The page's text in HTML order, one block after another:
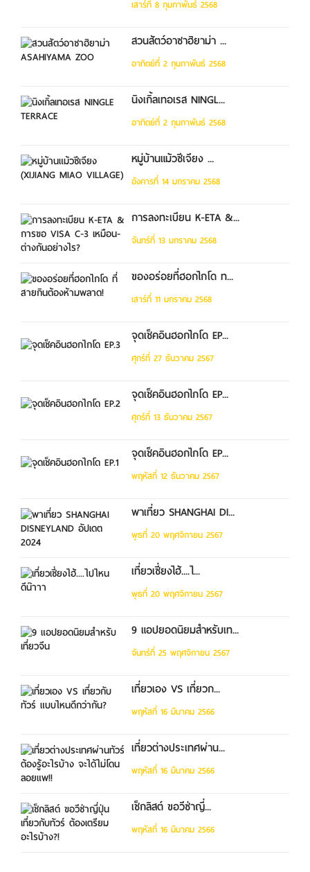
เสาร์ที่ 8 กุมภาพันธ์ 2568
สวนสัตว์อาซาฮิยาม่า ...
อาทิตย์ที่ 2 กุมภาพันธ์ 2568
นิงเกิ้ลเทอเรส NINGL...
อาทิตย์ที่ 2 กุมภาพันธ์ 2568
หมู่บ้านแม้วซีเจียง ...
อังคารที่ 14 มกราคม 2568
การลงทะเบียน K-ETA &...
จันทร์ที่ 13 มกราคม 2568
ของอร่อยที่ฮอกไกโด ท...
เสาร์ที่ 11 มกราคม 2568
จุดเช็คอินฮอกไกโด EP...
ศุกร์ที่ 27 ธันวาคม 2567
จุดเช็คอินฮอกไกโด EP...
ศุกร์ที่ 13 ธันวาคม 2567
จุดเช็คอินฮอกไกโด EP...
พฤหัสที่ 12 ธันวาคม 2567
พาเที่ยว SHANGHAI DI...
พุธที่ 20 พฤศจิกายน 2567
เที่ยวเซี่ยงไฮ้....ไ...
พุธที่ 20 พฤศจิกายน 2567
9 แอปยอดนิยมสำหรับเท...
จันทร์ที่ 25 พฤศจิกายน 2567
เที่ยวเอง VS เที่ยวก...
พฤหัสที่ 16 มีนาคม 2566
เที่ยวต่างประเทศผ่าน...
พฤหัสที่ 16 มีนาคม 2566
เช็กลิสต์ ขอวีซ่าญี่...
พฤหัสที่ 16 มีนาคม 2566